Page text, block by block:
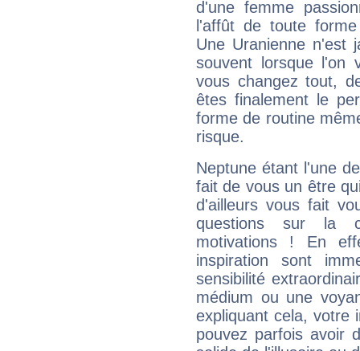
d'une femme
l'affût de toute
Une Uranienne n'est
souvent lorsque l'on
vous changez tout,
êtes finalement le
forme de routine
risque.
Neptune étant l'une
fait de vous un être
d'ailleurs vous fait
questions sur la
motivations ! En
inspiration sont
sensibilité
médium ou une
expliquant cela, votre
pouvez parfois avoir